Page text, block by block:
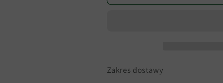
balkonowa
moduły
balkonowa
Zakres dostawy